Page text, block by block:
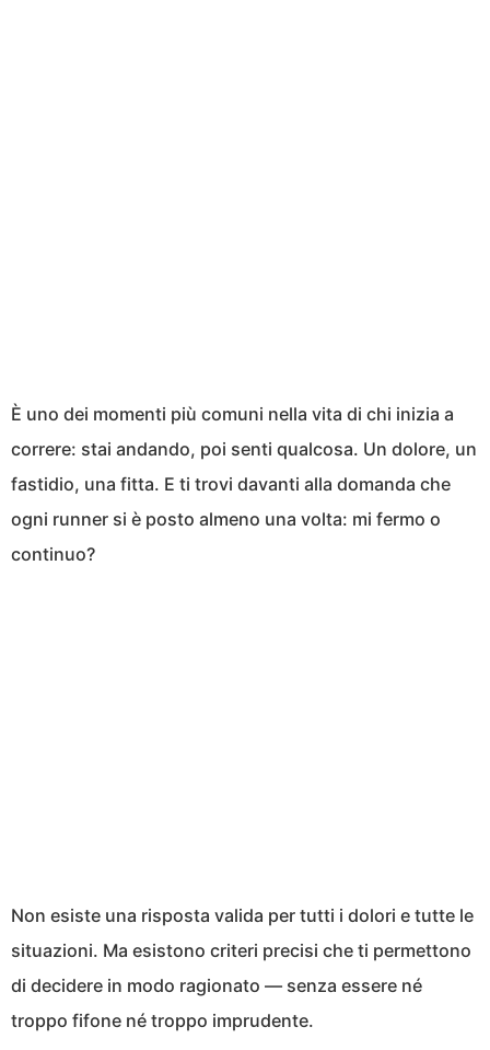
È uno dei momenti più comuni nella vita di chi inizia a
correre: stai andando, poi senti qualcosa. Un dolore, un
fastidio, una fitta. E ti trovi davanti alla domanda che
ogni runner si è posto almeno una volta: mi fermo o
continuo?
Non esiste una risposta valida per tutti i dolori e tutte le
situazioni. Ma esistono criteri precisi che ti permettono
di decidere in modo ragionato — senza essere né
troppo fifone né troppo imprudente.